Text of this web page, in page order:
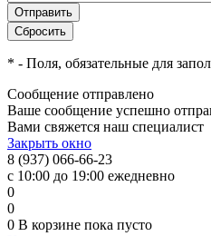
* - Поля, обязательные для
Сообщение отправлено
Ваше сообщение успешно
Вами свяжется наш специалист
Закрыть окно
8 (937) 066-66-23
с 10:00 до 19:00 ежедневно
0
0
0 В корзине пока пусто